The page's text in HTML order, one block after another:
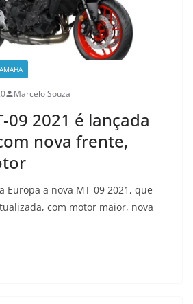
Marcelo Souza
09 2021 é lançada
nova frente,
Europa a nova MT-09 2021, que
com motor maior, nova